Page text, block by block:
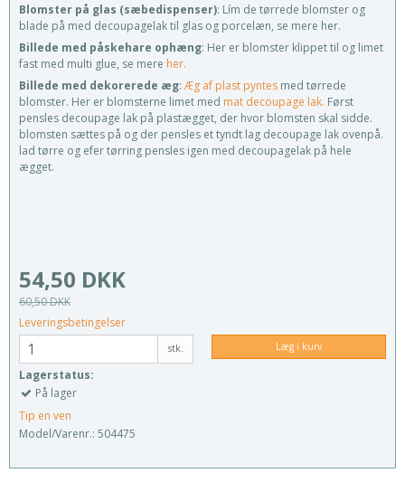
Blomster på glas (sæbedispenser): Lím de tørrede blomster og
blade på med decoupagelak til glas og porcelæn, se mere her.
Billede med påskehare ophæng: Her er blomster klippet til og limet
fast med multi glue, se mere her.
Billede med dekorerede æg:Æg af plast pyntes med tørrede
blomster. Her er blomsterne limet med mat decoupage lak. Først
pensles decoupage lak på plastægget, der hvor blomsten skal sidde.
blomsten sættes på og der pensles et tyndt lag decoupage lak ovenpå.
lad tørre og efer tørring pensles igen med decoupagelak på hele
ægget.
54,50 DKK
60,50 DKK
Leveringsbetingelser
stk. Læg i kurv
Lagerstatus:
På lager
Tip en ven
Model/Varenr.: 504475